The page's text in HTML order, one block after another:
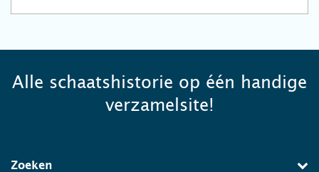
Alle schaatshistorie op één handige
verzamelsite!
Zoeken